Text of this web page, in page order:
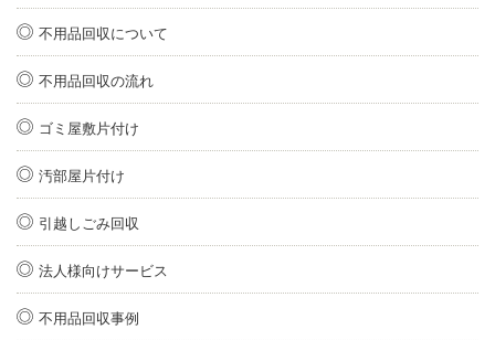
不用品回収について
不用品回収の流れ
ゴミ屋敷片付け
汚部屋片付け
引越しごみ回収
法人様向けサービス
不用品回収事例